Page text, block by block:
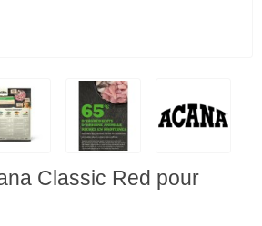
Classic Red pour